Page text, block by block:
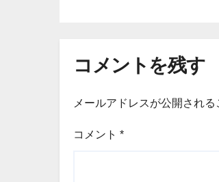
コメントを残す
メールアドレスが公開される
コメント *